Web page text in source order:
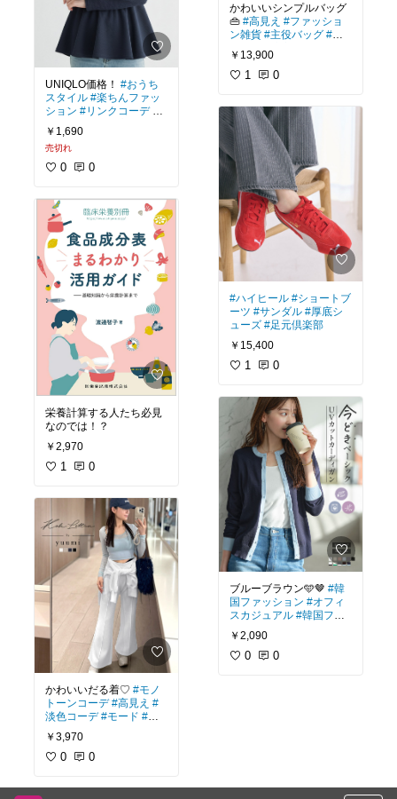
UNIQLO価格！ #おうち
スタイル #楽ちんファッ
ション #リンクコーデ #
楽ちんコーデ
￥1,690
売切れ
0 0
栄養計算する人たち必見
なのでは！？
￥2,970
1 0
かわいいだる着♡ #モノ
トーンコーデ #高見え #
淡色コーデ #モード #オ
ケージョン
￥3,970
0 0
かわいいシンプルバッグ
👜 #高見え #ファッショ
ン雑貨 #主役バッグ #自
分へのご褒美
ョン
￥13,900
1 0
#ハイヒール #ショートブ
ーツ #サンダル #厚底シ
ューズ #足元倶楽部
￥15,400
1 0
ブルーブラウン🩵🤎 #韓
国ファッション #オフィ
スカジュアル #韓国ファ
ーデ #2025秋冬
￥2,090
0 0